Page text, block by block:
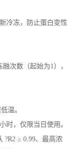
冷冻，防止蛋白变性
次数（起始为1），
温。
时，仅限当日使用。
?R2 ≥ 0.99、最高浓